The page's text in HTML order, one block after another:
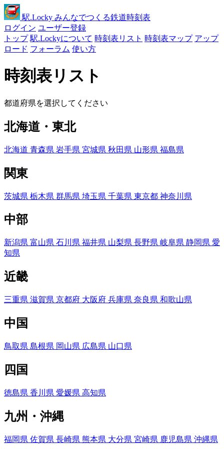
駅.Locky みんなでつくる鉄道時刻表
ログイン ユーザー登録
トップ 駅.Lockyについて 時刻表リスト 時刻表マップ アップ
ロード フォーラム 使い方
時刻表リスト
都道府県を選択してください
北海道・東北
北海道 青森県 岩手県 宮城県 秋田県 山形県 福島県
関東
茨城県 栃木県 群馬県 埼玉県 千葉県 東京都 神奈川県
中部
新潟県 富山県 石川県 福井県 山梨県 長野県 岐阜県 静岡県 愛
知県
近畿
三重県 滋賀県 京都府 大阪府 兵庫県 奈良県 和歌山県
中国
鳥取県 島根県 岡山県 広島県 山口県
四国
徳島県 香川県 愛媛県 高知県
九州・沖縄
福岡県 佐賀県 長崎県 熊本県 大分県 宮崎県 鹿児島県 沖縄県